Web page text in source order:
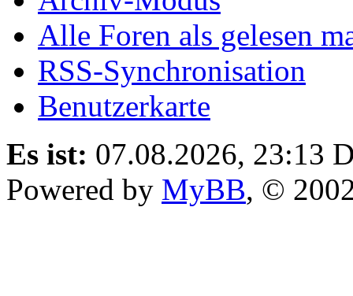
Alle Foren als gelesen
RSS-Synchronisation
Benutzerkarte
Es ist: 07.08.2026, 23:13
Powered by MyBB, ©